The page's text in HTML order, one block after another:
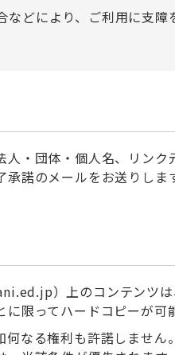
どにより、ご利用に支障
・団体・個人名、リン
諾のメールをお送りし
）上のコンテンツは
限ってハードコピーが可
なる権利も許諾しませ